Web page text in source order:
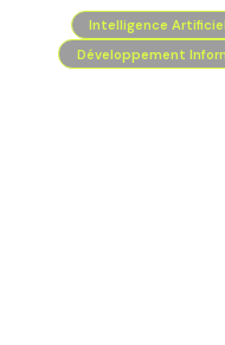
Développement
Intelligence